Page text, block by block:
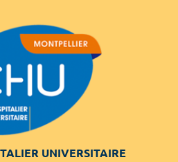
UNIVERSITAIRE